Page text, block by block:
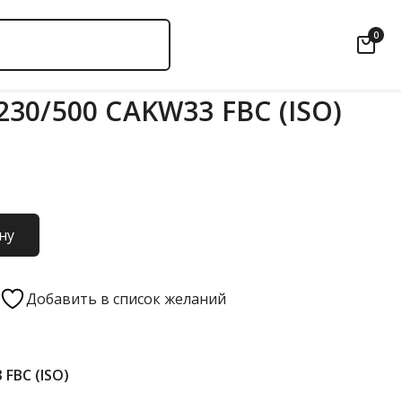
0
500 CAKW33 FBC (ISO)
Добавить в список желаний
(ISO)